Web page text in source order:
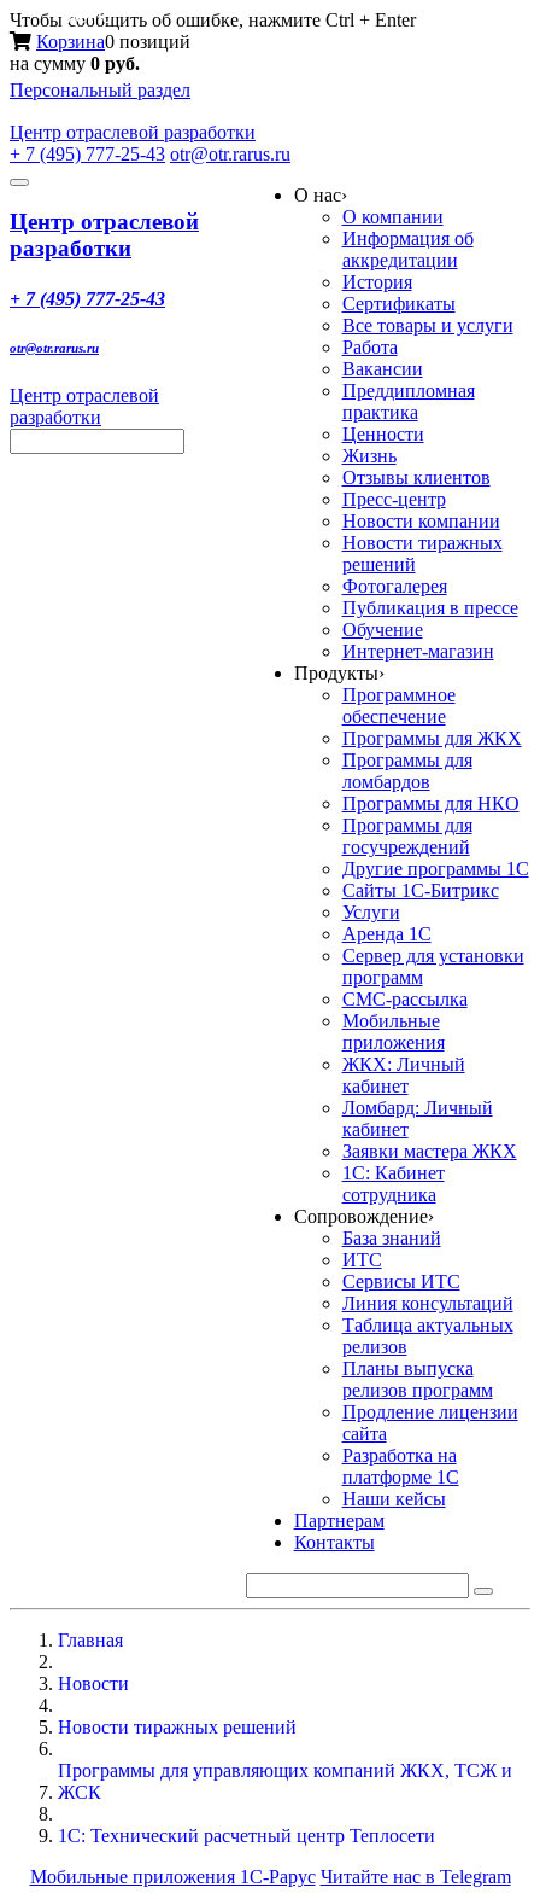
Чтобы сообщить об ошибке, нажмите Ctrl + Enter
Корзина0 позиций
на сумму 0 руб.
Персональный раздел
Центр отраслевой разработки
+ 7 (495) 777-25-43 otr@otr.rarus.ru
Toggle
Меню
Центр отраслевой
разработки
+ 7 (495) 777-25-43
otr@otr.rarus.ru
Центр отраслевой
разработки
О нас›
О компании
Информация об
аккредитации
История
Сертификаты
Все товары и услуги
Работа
Вакансии
Преддипломная
практика
Ценности
Жизнь
Отзывы клиентов
Пресс-центр
Новости компании
Новости тиражных
решений
Фотогалерея
Публикация в прессе
Обучение
Интернет-магазин
Продукты›
Программное
обеспечение
Программы для ЖКХ
Программы для
ломбардов
Программы для НКО
Программы для
госучреждений
Другие программы 1С
Сайты 1С-Битрикс
Услуги
Аренда 1С
Сервер для установки
программ
СМС-рассылка
Мобильные
приложения
ЖКХ: Личный
кабинет
Ломбард: Личный
кабинет
Заявки мастера ЖКХ
1С: Кабинет
сотрудника
Сопровождение›
База знаний
ИТС
Сервисы ИТС
Линия консультаций
Таблица актуальных
релизов
Планы выпуска
релизов программ
Продление лицензии
сайта
Разработка на
платформе 1С
Наши кейсы
Партнерам
Контакты
Главная
Новости
Новости тиражных решений
Программы для управляющих компаний ЖКХ, ТСЖ и
ЖСК
1С: Технический расчетный центр Теплосети
Мобильные приложения 1С-Рарус Читайте нас в Telegram